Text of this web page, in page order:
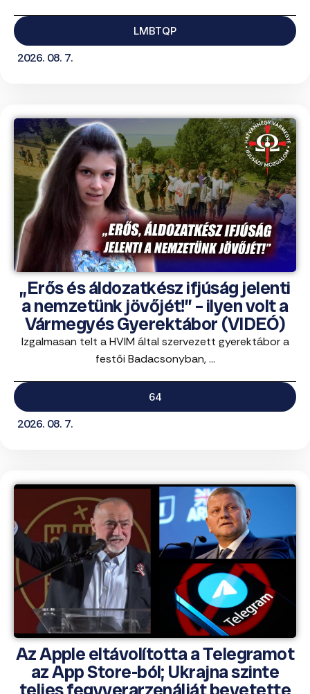
LMBTQP
2026. 08. 7.
„Erős és áldozatkész ifjúság jelenti
a nemzetünk jövőjét!” – ilyen volt a
Vármegyés Gyerektábor (VIDEÓ)
Izgalmasan telt a HVIM által szervezett gyerektábor a
festői Badacsonyban, ...
64
2026. 08. 7.
Az Apple eltávolította a Telegramot
az App Store-ból; Ukrajna szinte